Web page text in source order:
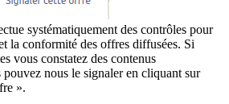
systématiquement des contrôles pour
la conformité des offres diffusées. Si
vous constatez des contenus
nous le signaler en cliquant sur
».